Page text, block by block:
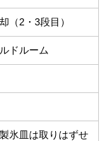
（2・3段目）
ドルーム
氷皿は取りはずせ